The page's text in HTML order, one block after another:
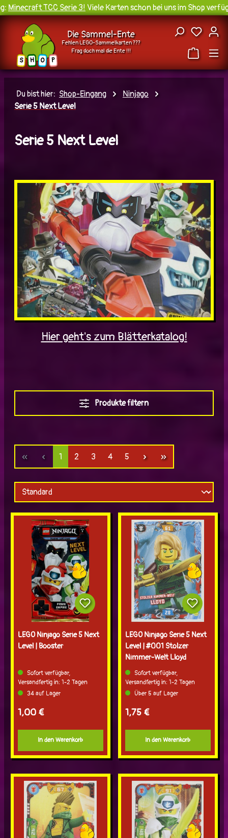
Zum Hauptinhalt springen
TCC Serie 3!Viele Karten schon bei uns im Shop verfügbar
S H O P
Die Sammel-Ente
Fehlen LEGO-Sammelkarten ???
Frag doch mal die Ente !!!
Du
Du bist hier: Shop-Eingang
Ninjago
Serie 5 Next Level
Serie 5 Next Level
Hier geht's zum Blätterkatalog!
Produkte filtern
Seite
1 Seite
2 Seite
3 Seite
4 Seite
5
LEGO Ninjago Serie 5 Next
Level | Booster
Sofort verfügbar,
Versandfertig in: 1-2 Tagen
34 auf Lager
Regulärer Preis:
1,00 €
In den Warenkorb
LEGO Ninjago Serie 5 Next
Level | #001 Stolzer
Nimmer-Welt Lloyd
Sofort verfügbar,
Versandfertig in: 1-2 Tagen
Über 5 auf Lager
Regulärer Preis:
1,75 €
In den Warenkorb